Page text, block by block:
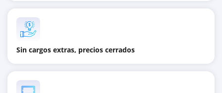
Sin cargos extras, precios cerrados